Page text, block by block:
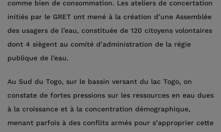
comme bien de consommation. Les ateliers de concertation
initiés par le GRET ont mené à la création d’une Assemblée
des usagers de l’eau, constituée de 120 citoyens volontaires
dont 4 siègent au comité d’administration de la régie
publique de l’eau.
Au Sud du Togo, sur le bassin versant du lac Togo, on
constate de fortes pressions sur les ressources en eau dues
à la croissance et à la concentration démographique,
menant parfois à des conflits armés pour s’approprier cette